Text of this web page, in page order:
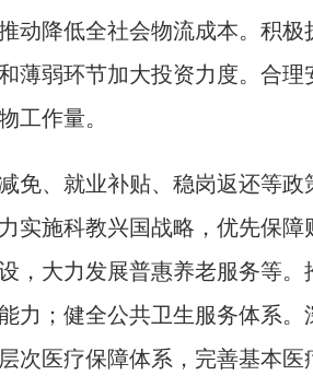
动降低全社会物流成本。积
薄弱环节加大投资力度。合
工作量。
、就业补贴、稳岗返还等政
实施科教兴国战略，优先保
，大力发展普惠养老服务等
力；健全公共卫生服务体系
次医疗保障体系，完善基本